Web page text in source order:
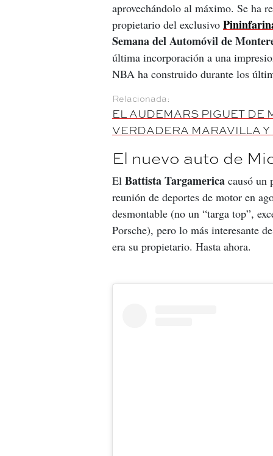
aprovechándolo al máximo. Se ha
propietario del exclusivo
Semana del Automóvil de
última incorporación a una
NBA ha construido durante los
EL AUDEMARS PIGUET
VERDADERA MARAVILLA
El nuevo auto de
El Battista Targamerica causó un
reunión de deportes de motor en
desmontable (no un “targa top”,
Porsche), pero lo más interesante
era su propietario. Hasta ahora.